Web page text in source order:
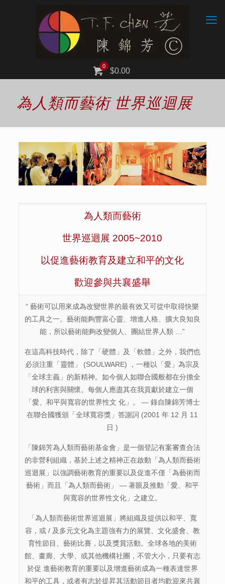
0
$0.00
為人類而藝術 世界巡迴展
為人類而藝術
世界巡迴展 2005~2010
以促進藝術教育及建立和平的文化
歡迎參與共襄盛舉
“ 藝術可以用來成為改變世界的最有效又可從中取得快樂
的工具之一。藝術能夠豐富心靈、增進人格、擴大良知良
能，所以藝術能夠改變個人、團結世界人類 …”
在這高科技時代，除了「硬體」及「軟體」之外，我們也
必須注重「靈體」 (SOULWARE) ，一種以「愛」為宗及
「全球主義」的新精神。如今個人如聯合國般都在分擔全
球的利害與關懷。每個人應盡其在我貢獻於建立一個
「愛、和平與寬容的世界性文 化」。 — 錄自陳錦芳博士
在聯合國獲頒「全球寬容獎」答謝詞 (2001 年 12 月 11
日 )
「陳錦芳為人類而藝術基金會」是一個登記有案審查合法
的非營利組織，基於上述之精神正在啟動「為人類而藝術
巡迴展」以強調藝術教育的重要以及促進不僅「為藝術而
藝術」而且「為人類而藝術」 — 著眼及推動「愛、和平
與寬容的世界性文化」之建立。
「為人類而藝術世界巡迴展」將組織及提供以和平、寬
容，或 / 及多元文化為主題強有力的展覽、文化盛會、教
育性節目、藝術比賽，以及獎賞活動。全球各地的美術
館、畫廊、大學、或其他機構社團，不管大小，只要有志
於促 進藝術教育的重要以及增進藝術成為一種表達世界
和平的工具，或者有志於提昇其活動節目者均歡迎來共襄